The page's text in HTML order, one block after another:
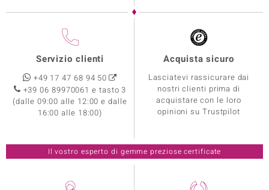
Servizio clienti
+49 17 47 68 94 50
+39 06 89970061 e tasto 3
(dalle 09:00 alle 12:00 e dalle
16:00 alle 18:00)
Acquista sicuro
Lasciatevi rassicurare dai
nostri clienti prima di
acquistare con le loro
opinioni su Trustpilot
Il vostro esperto di gemme preziose certificate